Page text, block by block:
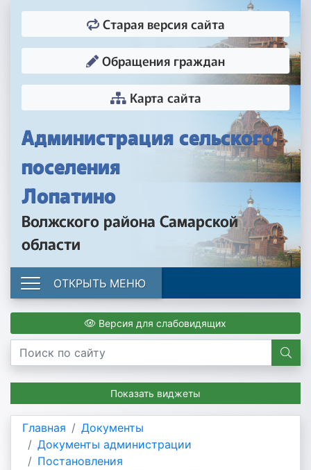
Администрация сельского
поселения
Лопатино
Волжского района Самарской
области
Старая версия сайта
Обращения граждан
Карта сайта
ОТКРЫТЬ МЕНЮ
Версия для слабовидящих
Показать виджеты
Главная
Документы
Документы администрации
Постановления